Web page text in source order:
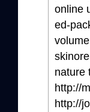
online
ed-
nature
http://
http://